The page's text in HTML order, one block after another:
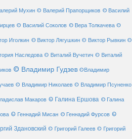
Мухин © Валерий Прапорщиков © Василий
© Василий Соколов © Вера Толкачева ©
Иголкин © Виктор Лягушкин © Виктор Рывкин ©
Наследова © Виталий Вучетич © Виталий
© Владимир Гудзев ©Владимир
© Владимир Николаев © Владимир Псуненко
Макаров © Галина Ершова © Галина
© Геннадий Мисан © Геннадий Фурсов ©
Здановский © Григорий Галеев © Григорий